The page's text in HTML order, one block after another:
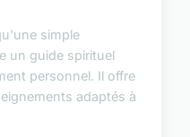
simple
un guide spirituel
personnel. Il offre
adaptés à